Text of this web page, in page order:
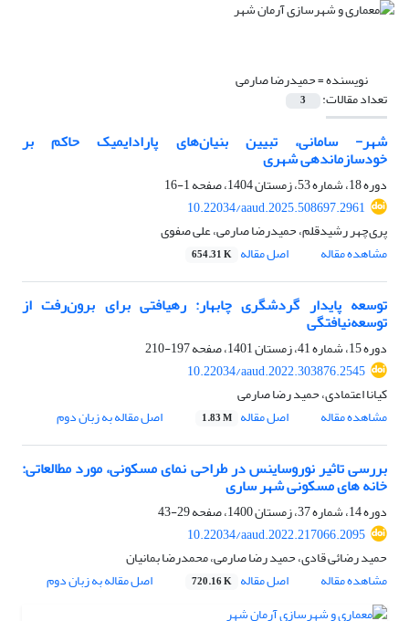
نویسنده =حمیدرضا صارمی
تعداد مقالات: 3
شهر- سامانی، تبیین بنیان‌‌های پارادایمیک حاکم بر
خودسازماندهی شهری
دوره 18، شماره 53، زمستان 1404، صفحه
1-16
10.22034/aaud.2025.508697.2961
پری‌‌چهر رشیدقلم، حمیدرضا صارمی، علی صفوی
مشاهده مقاله
اصل مقاله 654.31 K
توسعه پایدار گردشگری چابهار: رهیافتی برای برون‌رفت از
توسعه‌نیافتگی
دوره 15، شماره 41، زمستان 1401، صفحه
197-210
10.22034/aaud.2022.303876.2545
کیانا اعتمادی، حمید رضا صارمی
مشاهده مقاله
اصل مقاله 1.83 M اصل مقاله به زبان دوم
بررسی تاثیر نوروساینس در طراحی نمای مسکونی، مورد مطالعاتی:
خانه های مسکونی شهر ساری
دوره 14، شماره 37، زمستان 1400، صفحه
29-43
10.22034/aaud.2022.217066.2095
حمید رضائی قادی، حمید رضا صارمی، محمدرضا بمانیان
مشاهده مقاله
اصل مقاله 720.16 K اصل مقاله به زبان دوم